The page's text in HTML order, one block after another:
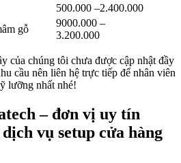
500.000 –2.400.000
gỗ
9000.000 –
3.200.000
của chúng tôi chưa được cập nhật đầy
cầu nên liên hệ trực tiếp để nhân viên
lưỡng nhất nhé!
– đơn vị uy tín
vụ setup cửa hàng